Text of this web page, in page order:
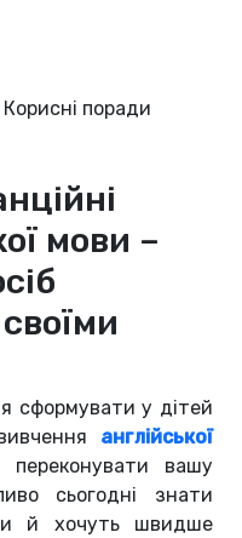
Корисні поради
мови –
сформувати у дітей
англійської
вашу
сьогодні знати
й хочуть швидше